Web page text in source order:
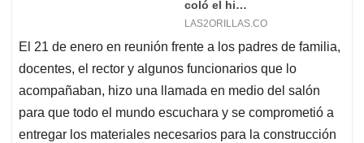
El 21 de enero en reunión frente a los padres de familia,
docentes, el rector y algunos funcionarios que lo
acompañaban, hizo una llamada en medio del salón
para que todo el mundo escuchara y se comprometió a
entregar los materiales necesarios para la construcción